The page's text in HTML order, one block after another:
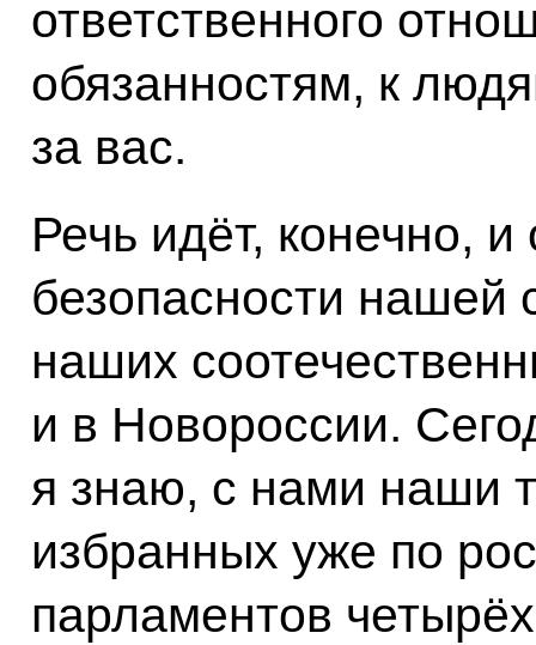
ответственного
обязанностям, к
за вас.
Речь идёт, конечно,
безопасности нашей
наших
и в Новороссии.
я знаю, с нами наши
избранных уже по
парламентов